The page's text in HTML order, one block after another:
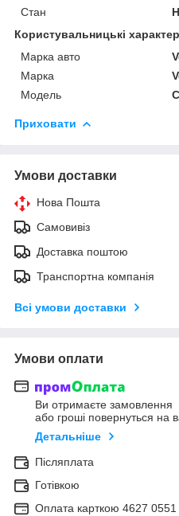
Стан
Користувальницькі
Марка авто
Марка
Модель
Приховати
Умови доставки
Нова Пошта
Самовивіз
Доставка поштою
Транспортна компанія
Всі умови доставки
Умови оплати
Ви отримаєте замовлення
або гроші повернуться на
Детальніше
Післяплата
Готівкою
Оплата карткою 4627